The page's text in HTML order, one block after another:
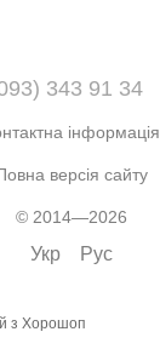
343 91 34
інформація
версія сайту
© 2014—2026
Укр Рус
з Хорошоп